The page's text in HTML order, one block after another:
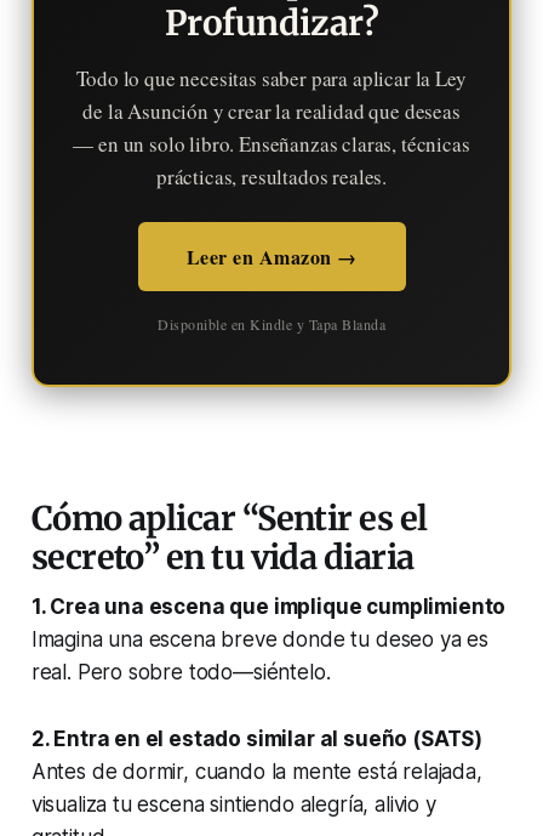
Profundizar?
Todo lo que necesitas saber para aplicar la Ley
de la Asunción y crear la realidad que deseas
— en un solo libro. Enseñanzas claras, técnicas
prácticas, resultados reales.
Leer en Amazon →
Disponible en Kindle y Tapa Blanda
Cómo aplicar “Sentir es el
secreto” en tu vida diaria
1. Crea una escena que implique cumplimiento
Imagina una escena breve donde tu deseo ya es
real. Pero sobre todo—siéntelo.
2. Entra en el estado similar al sueño (SATS)
Antes de dormir, cuando la mente está relajada,
visualiza tu escena sintiendo alegría, alivio y